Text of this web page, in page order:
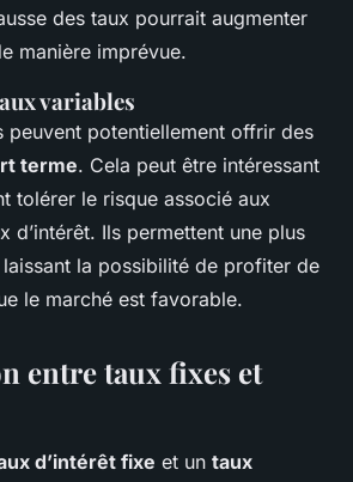
des taux pourrait augmenter
manière imprévue.
variables
peuvent potentiellement offrir des
terme. Cela peut être intéressant
tolérer le risque associé aux
d’intérêt. Ils permettent une plus
la possibilité de profiter de
le marché est favorable.
entre taux fixes et
d’intérêt fixe et un taux